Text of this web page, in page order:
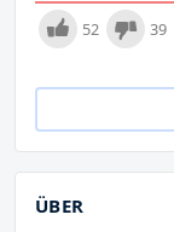
52 39
ÜBER